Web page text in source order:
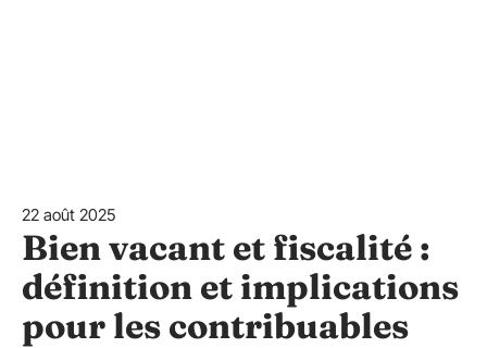
22 août 2025
Bien vacant et fiscalité :
définition et implications
pour les contribuables